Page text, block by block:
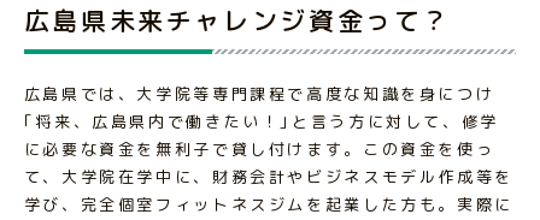
広島県未来チャレンジ資金って？
広島県では、大学院等専門課程で高度な知識を身につけ
｢将来、広島県内で働きたい！｣と言う方に対して、修学
に必要な資金を無利子で貸し付けます。この資金を使っ
て、大学院在学中に、財務会計やビジネスモデル作成等を
学び、完全個室フィットネスジムを起業した方も。実際に